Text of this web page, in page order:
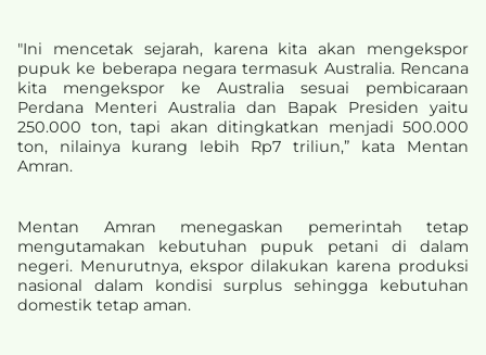
"Ini mencetak sejarah, karena kita akan mengekspor
pupuk ke beberapa negara termasuk Australia. Rencana
kita mengekspor ke Australia sesuai pembicaraan
Perdana Menteri Australia dan Bapak Presiden yaitu
250.000 ton, tapi akan ditingkatkan menjadi 500.000
ton, nilainya kurang lebih Rp7 triliun,” kata Mentan
Amran.
Mentan Amran menegaskan pemerintah tetap
mengutamakan kebutuhan pupuk petani di dalam
negeri. Menurutnya, ekspor dilakukan karena produksi
nasional dalam kondisi surplus sehingga kebutuhan
domestik tetap aman.